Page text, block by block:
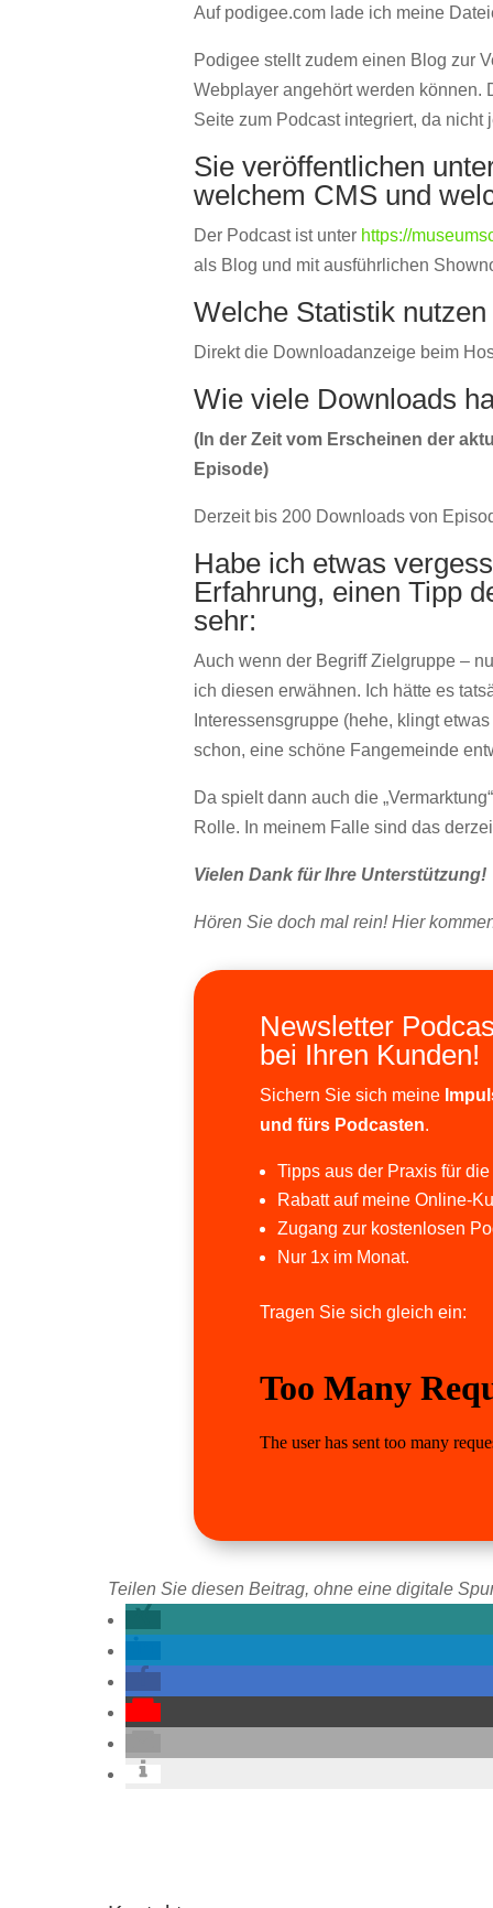
Auf podigee.com lade ich meine
Podigee stellt zudem einen Blog zur
Webplayer angehört werden können.
Seite zum Podcast integriert, da
Sie veröffentlichen
welchem CMS und
Der Podcast ist unter https://
als Blog und mit ausführlichen
Welche Statistik
Direkt die Downloadanzeige beim
Wie viele Downloads
(In der Zeit vom Erscheinen der
Episode)
Derzeit bis 200 Downloads von
Habe ich etwas
Erfahrung, einen Tipp
sehr:
Auch wenn der Begriff Zielgruppe –
ich diesen erwähnen. Ich hätte es
Interessensgruppe (hehe, klingt
schon, eine schöne Fangemeinde
Da spielt dann auch die
Rolle. In meinem Falle sind das
Vielen Dank für Ihre Unterstützung!
Hören Sie doch mal rein! Hier
Newsletter
bei Ihren Kunden!
Sichern Sie sich meine
und fürs Podcasten.
Tipps aus der Praxis für
Rabatt auf meine Online-
Zugang zur kostenlosen
Nur 1x im Monat.
Tragen Sie sich gleich ein:
Teilen Sie diesen Beitrag, ohne eine digitale